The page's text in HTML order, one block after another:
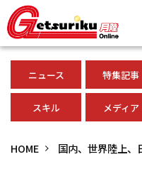
ニュース 特集記事
スキル メディア
HOME 国内、世界陸上、